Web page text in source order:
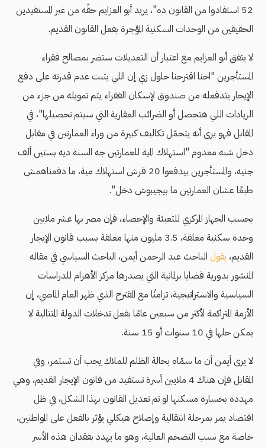
52 استفادوا من القانون ده"، يريد أبو العزايم حقّه من غير المستفيدين
الحقيقين من الوحدات السكنية المؤجرة بفعل القانون القديم.
لا يتفق أبو العزايم مع اعتبار أن التعديلات ستضر بمصالح فقراء
المستأجرين "احنا اقترحنا حلول زي إن اللي يثبت عدم قدرته على دفع
الإيجار يتدفعله من صندوق لإسكان الفقراء يتم تمويله من جزء من
الزيادات اللي هتحصل أو الضرائب العقارية التي سيتم تحصيلها"، في
المقابل فهو يرى أنه يتحمّل تكاليف كبيرة من وراء العمارتين في مقابل
دخل شبه معدوم "استهلاك المية للعمارتين جه السنة ديه بستين ألف
جنيه، والمستأجرين بيدفعوا 20 قرش استهلاك مية، ما دفعناهمش
طبعًا عشان العمارتين ما بيجيبوش دخل".
بحسب الجهاز المركزي للتعبئة والإحصاء، فإن مصر بها عشر ملايين
وحدة سكنية مغلقة، 3.5 مليون منها مغلقة بسبب قانون الإيجار
القديم، يقول الباحث عبد الرحمن أيمن، الباحث السياسي في مقاله
المنشور بدورية قضايا برلمانية التي يصدرها مركز الأهرام للدراسات
السياسية والاستراتيجية، تزامنًا مع المقترح الذي ظهر العام الماضي، إن
الأزمة المتراكمة لأكثر من سبعين عامًا بفعل تدخلات الدولة المتتالية لا
يمكن حلها في 10 سنوات أو 15 سنة.
لا يرى أيمن أن ما سمّاه بحالة الظلم للملاك يجب أن تستمر، وفي
المقابل فإن هناك 4 ملايين أسرة تستفيد من قانون الإيجار القديم، وهي
مهددة بخسارة مسكنها لو تم تعديل القانون بهذا الشكل، في ظل
اقتصاد يمر بمرحلة انتقالية وإصلاح هيكلي يؤثر بالفعل على المواطنين،
خاصة مع نسب التضخم العالية، وهو ما يهدد بفقدان هذه الأسر